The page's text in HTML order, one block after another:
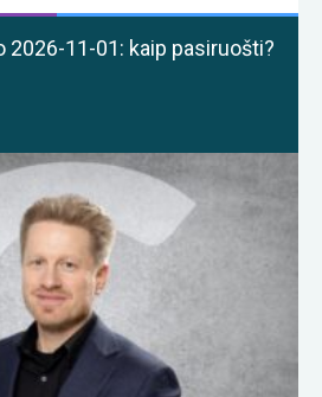
2026-11-01: kaip pasiruošti?